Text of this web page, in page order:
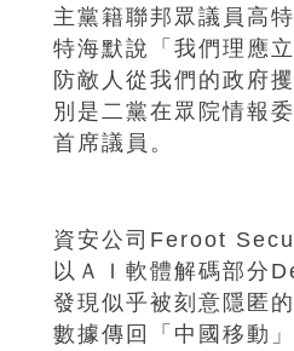
主黨籍聯邦眾議員高
特海默說「我們理應
防敵人從我們的政府
別是二黨在眾院情報
首席議員。
資安公司Feroot
以ＡＩ軟體解碼部分
發現似乎被刻意隱匿
數據傳回「中國移動